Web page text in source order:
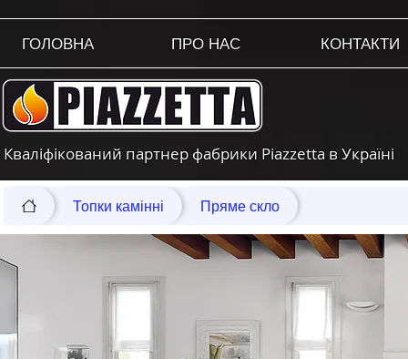
ГОЛОВНА ПРО НАС КОНТАКТИ
Кваліфікований партнер фабрики Piazzetta в Україні
Топки камінні Пряме скло